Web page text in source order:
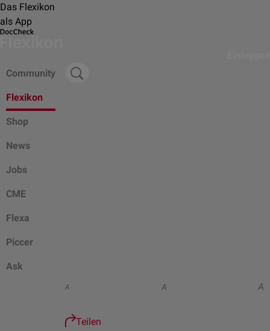
Das Flexikon
als App
Community
Flexikon
Shop
News
Jobs
CME
Flexa
Piccer
Ask
A A A
Teilen